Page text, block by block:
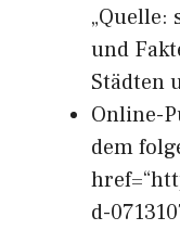
„Quelle:
und
Städten
Online-
dem
d-